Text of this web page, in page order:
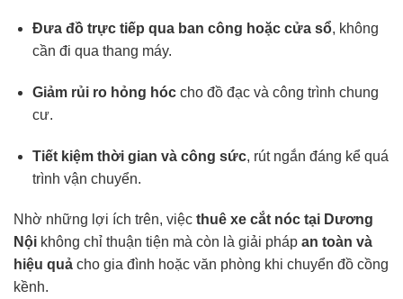
Đưa đồ trực tiếp qua ban công hoặc cửa sổ, không
cần đi qua thang máy.
Giảm rủi ro hỏng hóccho đồ đạc và công trình chung
cư.
Tiết kiệm thời gian và công sức, rút ngắn đáng kể quá
trình vận chuyển.
Nhờ những lợi ích trên, việc thuê xe cắt nóc tại Dương
Nội không chỉ thuận tiện mà còn là giải pháp an toàn và
hiệu quả cho gia đình hoặc văn phòng khi chuyển đồ cồng
kềnh.